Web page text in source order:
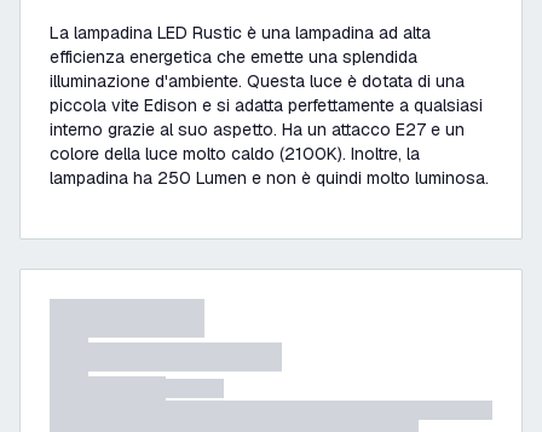
La lampadina LED Rustic è una lampadina ad alta
efficienza energetica che emette una splendida
illuminazione d'ambiente. Questa luce è dotata di una
piccola vite Edison e si adatta perfettamente a qualsiasi
interno grazie al suo aspetto. Ha un attacco E27 e un
colore della luce molto caldo (2100K). Inoltre, la
lampadina ha 250 Lumen e non è quindi molto luminosa.